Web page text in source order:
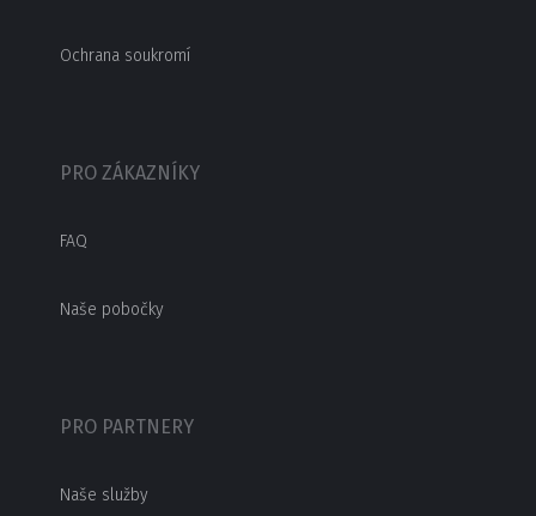
Ochrana soukromí
PRO ZÁKAZNÍKY
FAQ
Naše pobočky
PRO PARTNERY
Naše služby